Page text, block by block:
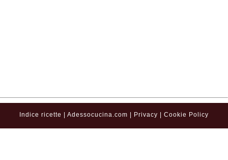
Indice ricette Adessocucina.com Privacy Cookie Policy